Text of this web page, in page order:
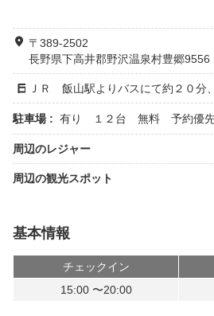
〒389-2502
長野県下高井郡野沢温泉村豊郷9556
ＪＲ 飯山駅よりバスにて約２０分
駐車場 : 有り １２台 無料 予約優
周辺のレジャー
周辺の観光スポット
基本情報
チェックイン
15:00 〜20:00